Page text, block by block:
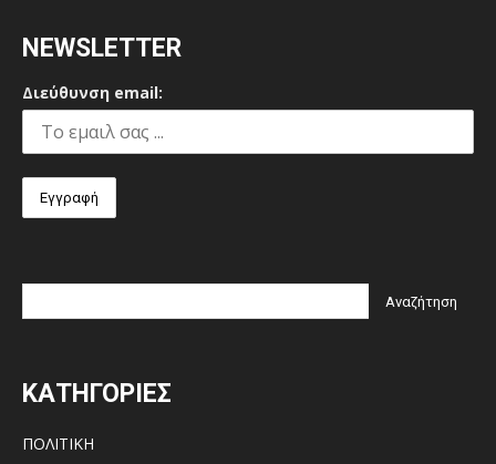
NEWSLETTER
Διεύθυνση email:
ΚΑΤΗΓΟΡΙΕΣ
ΠΟΛΙΤΙΚΗ